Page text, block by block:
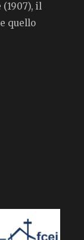
(1907), il
quello